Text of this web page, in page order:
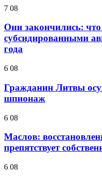
7 08
Они закончились: что
субсидированными
года
6 08
Гражданин Литвы
шпионаж
6 08
Маслов:
препятствует
6 08